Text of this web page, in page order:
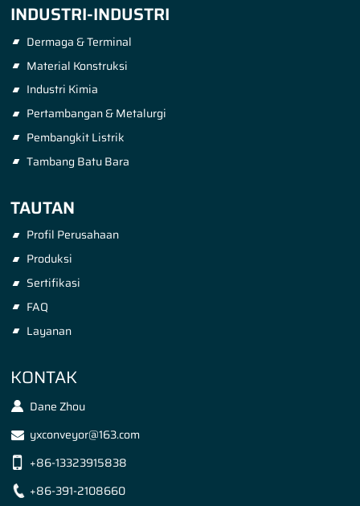
INDUSTRI-INDUSTRI
Dermaga & Terminal
Material Konstruksi
Industri Kimia
Pertambangan & Metalurgi
Pembangkit Listrik
Tambang Batu Bara
TAUTAN
Profil Perusahaan
Produksi
Sertifikasi
FAQ
Layanan
KONTAK
Dane Zhou
yxconveyor@163.com
+86-13323915838
+86-391-2108660